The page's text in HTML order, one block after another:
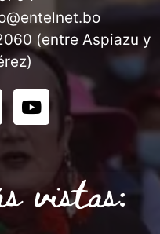
(entre Aspiazu y
vistas: